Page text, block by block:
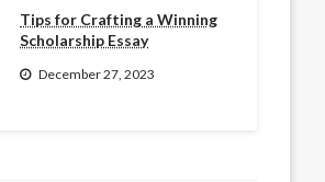
Tips for Crafting a Winning
Scholarship Essay
December 27, 2023